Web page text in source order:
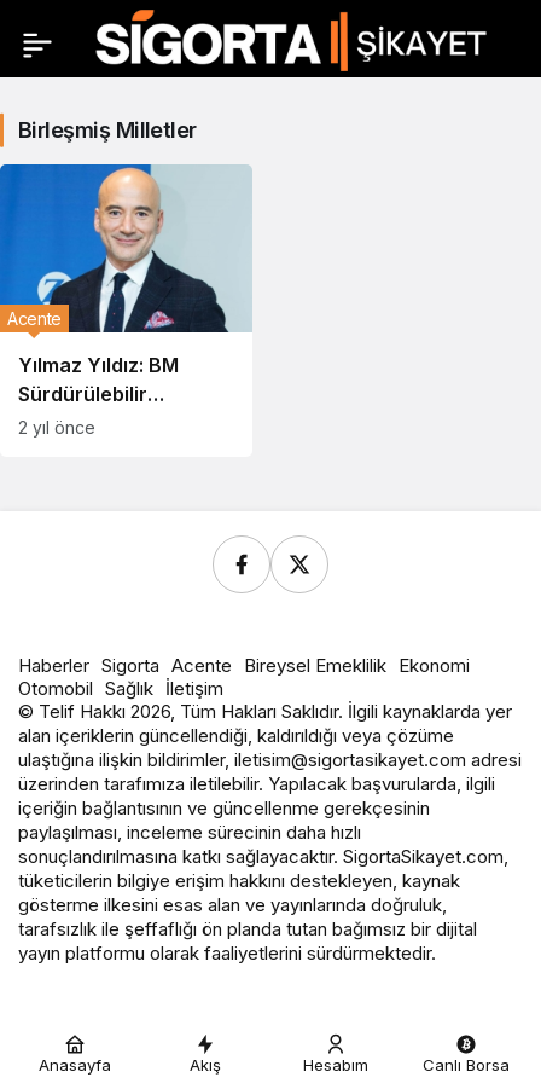
Birleşmiş Milletler
Yılmaz Yıldız: BM
Sürdürülebilir
Kalkınma Amaçlarında
Acente
2 yıl önce
Anasayfa Akış Hesabım Canlı Borsa
Haberler Sigorta Acente Bireysel Emeklilik Ekonomi
Otomobil Sağlık İletişim
© Telif Hakkı 2026, Tüm Hakları Saklıdır. İlgili kaynaklarda yer
alan içeriklerin güncellendiği, kaldırıldığı veya çözüme
ulaştığına ilişkin bildirimler, iletisim@sigortasikayet.com adresi
üzerinden tarafımıza iletilebilir. Yapılacak başvurularda, ilgili
içeriğin bağlantısının ve güncellenme gerekçesinin
paylaşılması, inceleme sürecinin daha hızlı
sonuçlandırılmasına katkı sağlayacaktır. SigortaSikayet.com,
tüketicilerin bilgiye erişim hakkını destekleyen, kaynak
gösterme ilkesini esas alan ve yayınlarında doğruluk,
tarafsızlık ile şeffaflığı ön planda tutan bağımsız bir dijital
yayın platformu olarak faaliyetlerini sürdürmektedir.